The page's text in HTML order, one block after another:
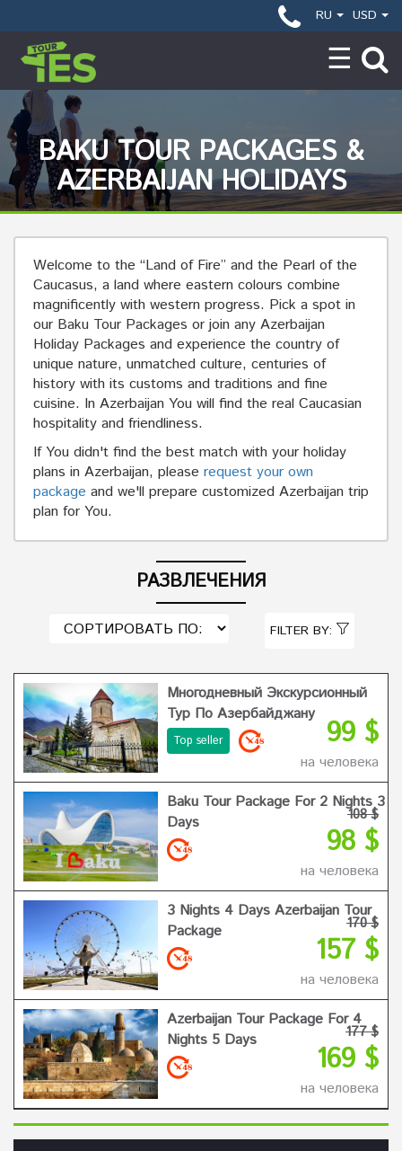
RU USD
BAKU TOUR PACKAGES &
AZERBAIJAN HOLIDAYS
Welcome to the “Land of Fire” and the Pearl of the
Caucasus, a land where eastern colours combine
magnificently with western progress. Pick a spot in
our Baku Tour Packages or join any Azerbaijan
Holiday Packages and experience the country of
unique nature, unmatched culture, centuries of
history with its customs and traditions and fine
cuisine. In Azerbaijan You will find the real Caucasian
hospitality and friendliness.
If You didn't find the best match with your holiday
plans in Azerbaijan, please request your own
package and we'll prepare customized Azerbaijan trip
plan for You.
РАЗВЛЕЧЕНИЯ
FILTER BY:
Многодневный Экскурсионный
Тур По Азербайджану
Top seller 99 $
на человека
Baku Tour Package For 2 Nights 3
Days
108 $
98 $
на человека
3 Nights 4 Days Azerbaijan Tour
Package
170 $
157 $
на человека
Azerbaijan Tour Package For 4
Nights 5 Days
177 $
169 $
на человека